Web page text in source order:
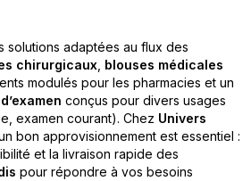
solutions adaptées au flux des
chirurgicaux blouses médicales
modulés pour les pharmacies et un
conçus pour divers usages
examen courant). Chez Univers
bon approvisionnement est essentiel :
et la livraison rapide des
pour répondre à vos besoins